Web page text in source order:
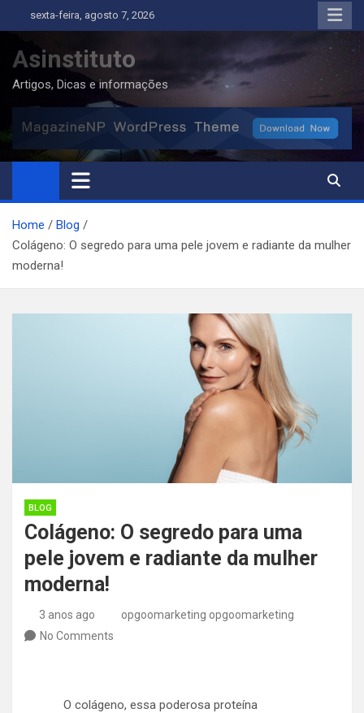
to
content
sexta-feira, agosto 7, 2026
Asinstituto
Artigos, Dicas e informações
Home
Blog
Colágeno: O segredo para uma pele jovem e radiante da mulher
moderna!
BLOG
Colágeno: O segredo para uma
pele jovem e radiante da mulher
moderna!
3 anos ago
opgoomarketing opgoomarketing
No Comments
O colágeno, essa poderosa proteína